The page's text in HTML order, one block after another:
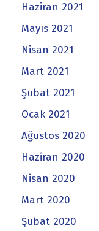
Haziran 2021
Mayıs 2021
Nisan 2021
Mart 2021
Şubat 2021
Ocak 2021
Ağustos 2020
Haziran 2020
Nisan 2020
Mart 2020
Şubat 2020